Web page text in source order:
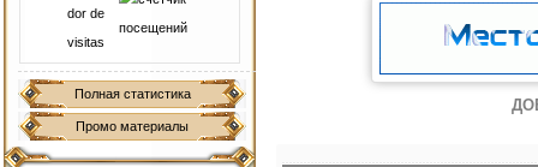
Полная статистика
Промо материалы